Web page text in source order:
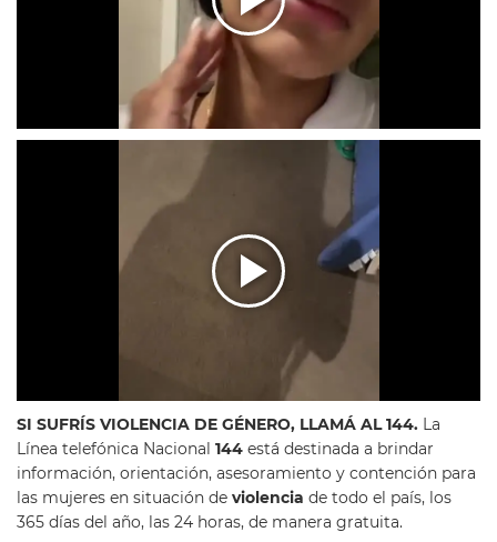
SI SUFRÍS VIOLENCIA DE GÉNERO, LLAMÁ AL 144. La
Línea telefónica Nacional 144 está destinada a brindar
información, orientación, asesoramiento y contención para
las mujeres en situación de violencia de todo el país, los
365 días del año, las 24 horas, de manera gratuita.